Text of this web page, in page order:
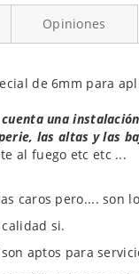
de 6mm para
una
las altas y las
al fuego etc etc ...
caros pero.... son
si.
aptos para
Opiniones